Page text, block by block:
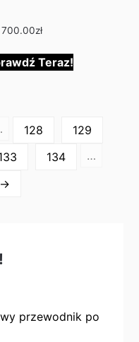
700.00zł
Teraz!
128
129
134
…
→
przewodnik po